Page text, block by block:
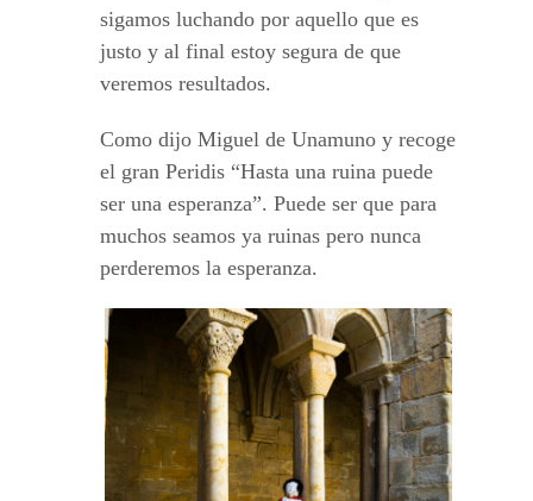
sigamos luchando por aquello que es
justo y al final estoy segura de que
veremos resultados.
Como dijo Miguel de Unamuno y recoge
el gran Peridis “Hasta una ruina puede
ser una esperanza”. Puede ser que para
muchos seamos ya ruinas pero nunca
perderemos la esperanza.